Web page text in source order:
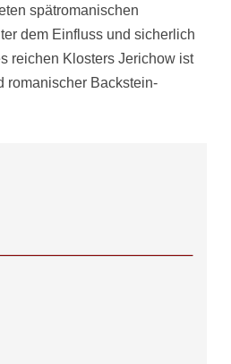
spätromanischen
dem Einfluss und sicherlich
reichen Klosters Jerichow ist
romanischer Backstein-